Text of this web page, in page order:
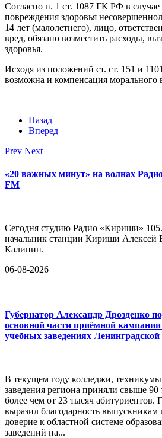
Согласно п. 1 ст. 1087 ГК РФ в случае
повреждения здоровья
14 лет (малолетнего), лицо,
вред, обязано возместить расходы,
здоровья.
Исходя из положений ст. ст. 151 и
возможна и компенсация морального
Назад
Вперед
Prev Next
«20 важных минут» на волнах
FM
Сегодня студию Радио «Кириши»
начальник станции Кириши Алексей
Калинин.
06-08-2026
Губернатор Александр Дрозденко
основной части приёмной кампании
учебных заведениях Ленинградской
В текущем году колледжи,
заведения региона приняли свыше 90
более чем от 23 тысяч абитуриентов.
выразил благодарность выпускникам
доверие к областной системе
заведений на...